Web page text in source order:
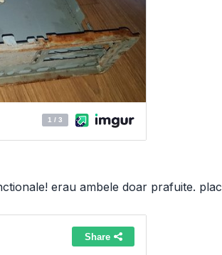
erau ambele doar prafuite.